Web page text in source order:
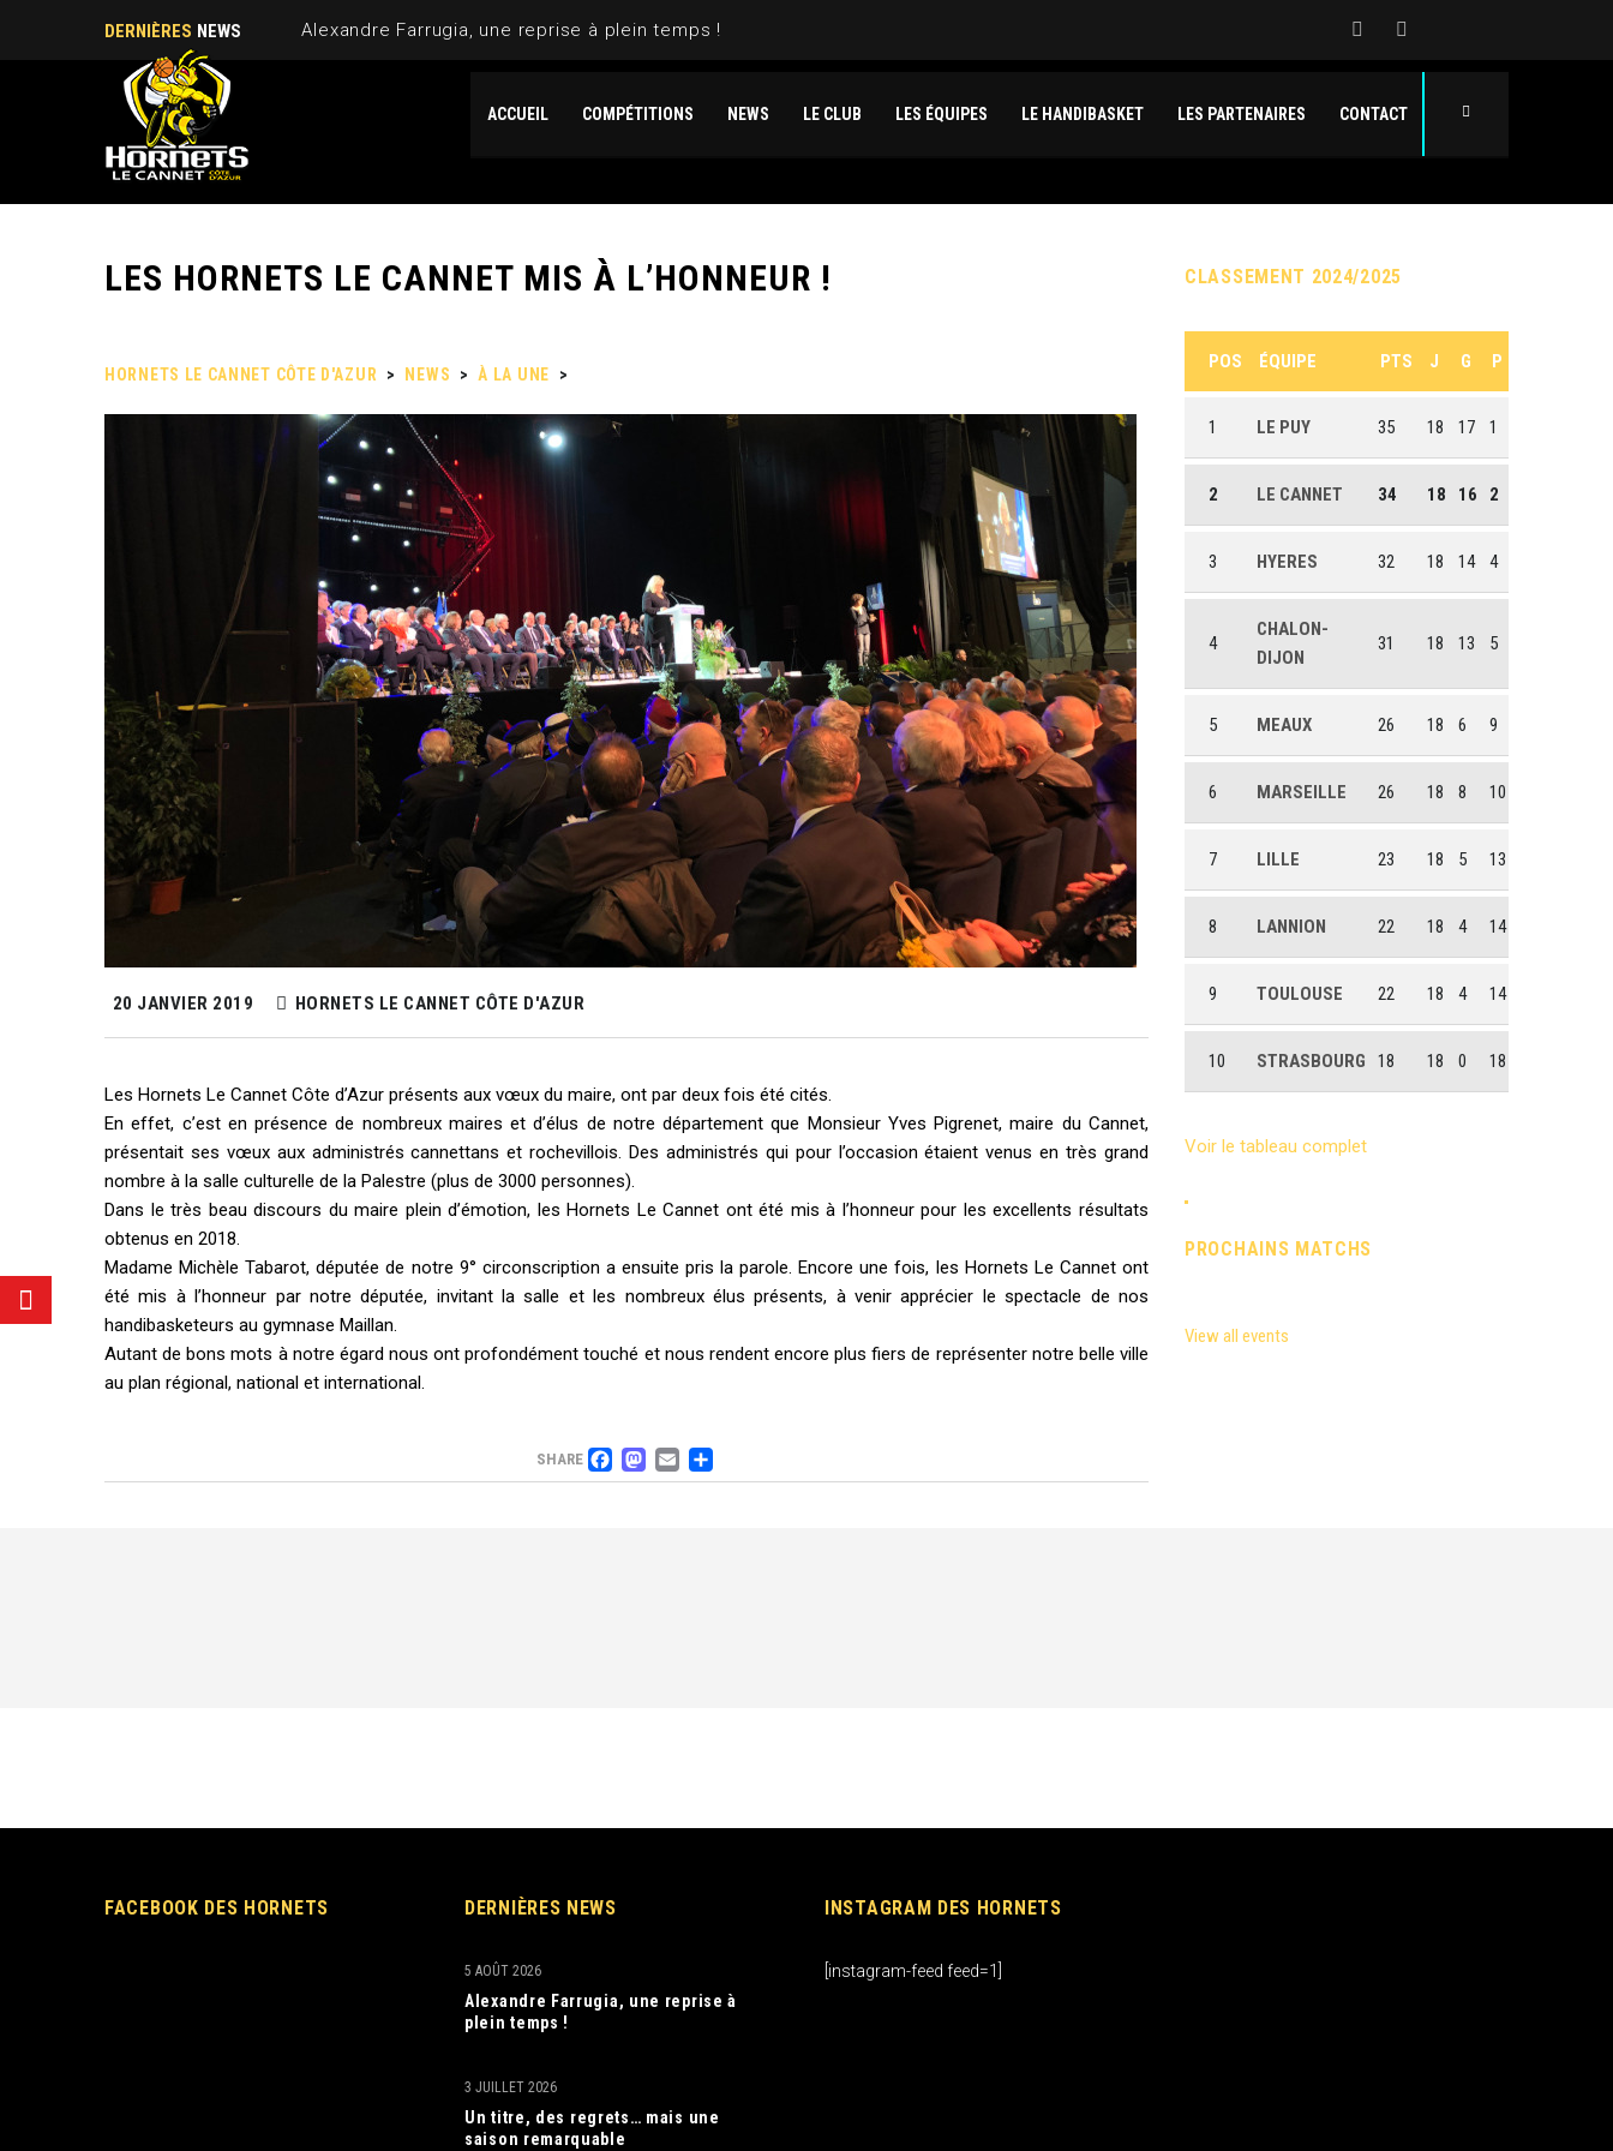
DERNIÈRES NEWS Alexandre Farrugia, une reprise à plein temps !
ACCUEIL COMPÉTITIONS NEWS LE CLUB LES ÉQUIPES LE HANDIBASKET LES PARTENAIRES CONTACT
LES HORNETS LE CANNET MIS À L’HONNEUR !
HORNETS LE CANNET CÔTE D'AZUR > NEWS > À LA UNE >
20 JANVIER 2019 HORNETS LE CANNET CÔTE D'AZUR
Les Hornets Le Cannet Côte d’Azur présents aux vœux du maire, ont par deux fois été cités.
En effet, c’est en présence de nombreux maires et d’élus de notre département que Monsieur Yves Pigrenet, maire du Cannet,
présentait ses vœux aux administrés cannettans et rochevillois. Des administrés qui pour l’occasion étaient venus en très grand
nombre à la salle culturelle de la Palestre (plus de 3000 personnes).
Dans le très beau discours du maire plein d’émotion, les Hornets Le Cannet ont été mis à l’honneur pour les excellents résultats
obtenus en 2018.
Madame Michèle Tabarot, députée de notre 9° circonscription a ensuite pris la parole. Encore une fois, les Hornets Le Cannet ont
été mis à l’honneur par notre députée, invitant la salle et les nombreux élus présents, à venir apprécier le spectacle de nos
handibasketeurs au gymnase Maillan.
Autant de bons mots à notre égard nous ont profondément touché et nous rendent encore plus fiers de représenter notre belle ville
au plan régional, national et international.
SHARE FACEBOOK
MASTODON
EMAIL
PARTAGER
CLASSEMENT 2024/2025
POS ÉQUIPE PTS J G P
1 LE PUY 35 18 17 1
2 LE CANNET 34 18 16 2
3 HYERES 32 18 14 4
4
CHALON-
DIJON
31 18 13 5
5 MEAUX 26 18 6 9
6 MARSEILLE 26 18 8 10
7 LILLE 23 18 5 13
8 LANNION 22 18 4 14
9 TOULOUSE 22 18 4 14
10 STRASBOURG 18 18 0 18
Voir le tableau complet
PROCHAINS MATCHS
View all events
FACEBOOK DES HORNETS DERNIÈRES NEWS
Alexandre Farrugia, une reprise à
plein temps !
5 AOÛT 2026
Un titre, des regrets… mais une
saison remarquable
3 JUILLET 2026
INSTAGRAM DES HORNETS
[instagram-feed feed=1]